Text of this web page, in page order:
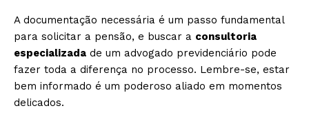
A documentação necessária é um passo fundamental
para solicitar a pensão, e buscar a consultoria
especializada de um advogado previdenciário pode
fazer toda a diferença no processo. Lembre-se, estar
bem informado é um poderoso aliado em momentos
delicados.